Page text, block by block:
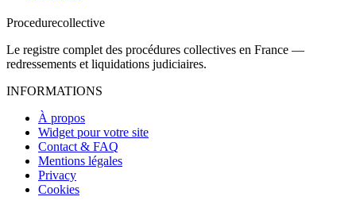
Procedurecollective
Le registre complet des procédures collectives en France —
redressements et liquidations judiciaires.
INFORMATIONS
À propos
Widget pour votre site
Contact & FAQ
Mentions légales
Privacy
Cookies